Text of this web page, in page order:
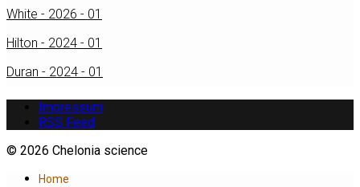
White - 2026 - 01
Hilton - 2024 - 01
Duran - 2024 - 01
Impressum
RSS Feed
© 2026 Chelonia science
Home